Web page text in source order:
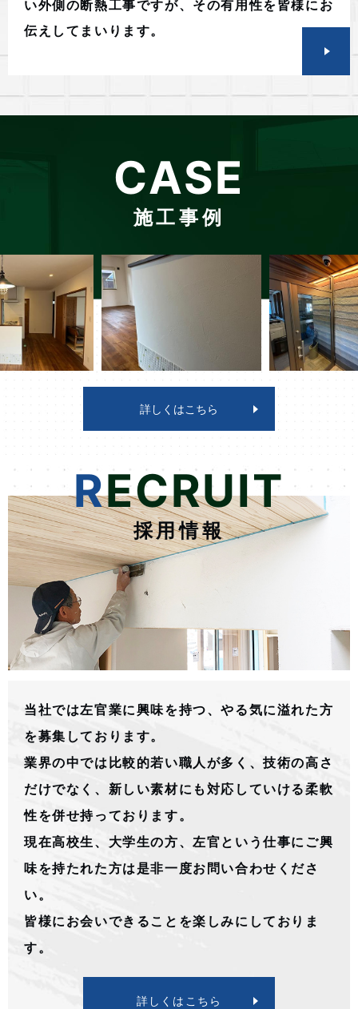
い外側の断熱工事ですが、その有用性を皆様にお
伝えしてまいります。
CASE
施工事例
詳しくはこちら
RECRUIT
採用情報
当社では左官業に興味を持つ、やる気に溢れた方
を募集しております。
業界の中では比較的若い職人が多く、技術の高さ
だけでなく、新しい素材にも対応していける柔軟
性を併せ持っております。
現在高校生、大学生の方、左官という仕事にご興
味を持たれた方は是非一度お問い合わせくださ
い。
皆様にお会いできることを楽しみにしておりま
す。
詳しくはこちら